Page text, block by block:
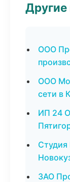
Другие
ООО
ООО
сети в
ИП 24
Студия
ЗАО